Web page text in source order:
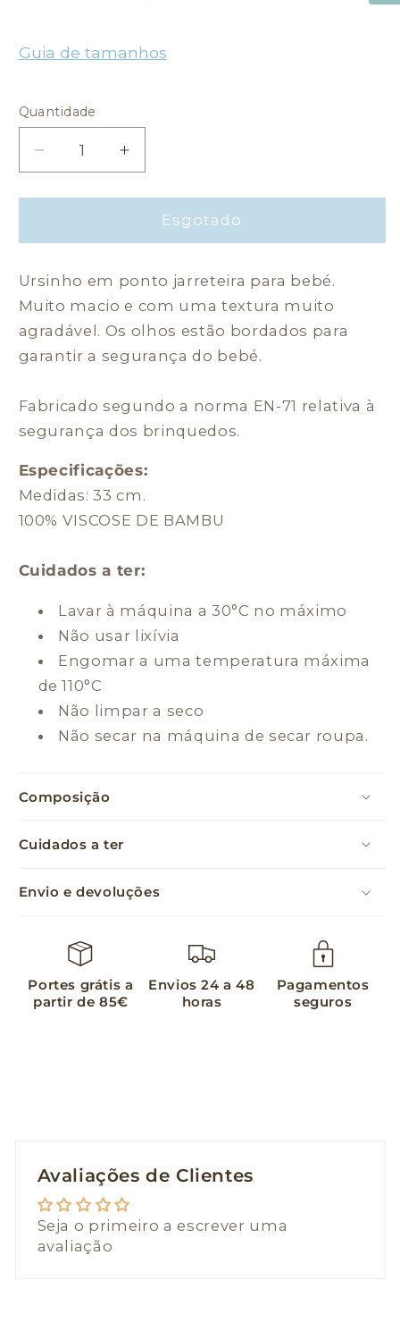
Guia de tamanhos
Quantidade
Quantidade
Diminuir
a
quantidade
Urso
Malha
Cinza
Aumentar
a
quantidade
Urso
Malha
Cinza
Esgotado
Ursinho em ponto jarreteira para bebé.
Muito macio e com uma textura muito
agradável. Os olhos estão bordados para
garantir a segurança do bebé.
Fabricado segundo a norma EN-71 relativa à
segurança dos brinquedos.
Especificações:
Medidas: 33 cm.
100% VISCOSE DE BAMBU
Cuidados a ter:
Lavar à máquina a 30°C no máximo
Não usar lixívia
Engomar a uma temperatura máxima
de 110°C
Não limpar a seco
Não secar na máquina de secar roupa.
Composição
Cuidados a ter
Envio e devoluções
Portes grátis a
partir de 85€
Envios 24 a 48
horas
Pagamentos
seguros
Avaliações de Clientes
Seja o primeiro a escrever uma
avaliação